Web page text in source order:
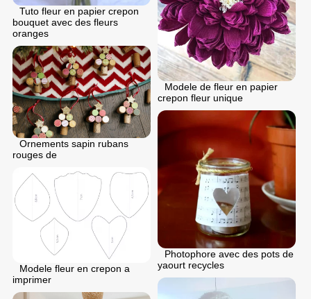
Tuto fleur en papier crepon
bouquet avec des fleurs
oranges
Modele de fleur en papier
crepon fleur unique
Ornements sapin rubans
rouges de
Photophore avec des pots de
yaourt recycles
Modele fleur en crepon a
imprimer